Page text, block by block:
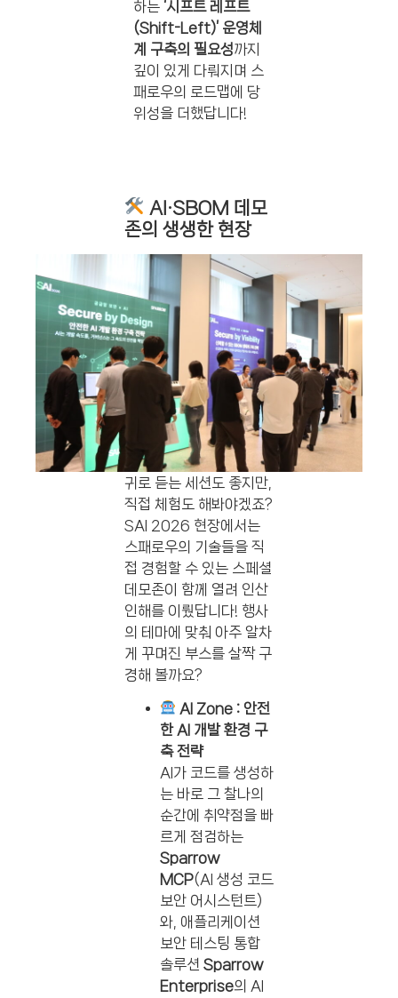
하는 ‘시프트 레프트
(Shift-Left)’ 운영체
계 구축의 필요성까지
깊이 있게 다뤄지며 스
패로우의 로드맵에 당
위성을 더했답니다!
AI·SBOM 데모
존의 생생한 현장
귀로 듣는 세션도 좋지만,
직접 체험도 해봐야겠죠?
SAI 2026 현장에서는
스패로우의 기술들을 직
접 경험할 수 있는 스페셜
데모존이 함께 열려 인산
인해를 이뤘답니다! 행사
의 테마에 맞춰 아주 알차
게 꾸며진 부스를 살짝 구
경해 볼까요?
AI Zone : 안전
한 AI 개발 환경 구
축 전략
AI가 코드를 생성하
는 바로 그 찰나의
순간에 취약점을 빠
르게 점검하는
Sparrow
MCP(AI 생성 코드
보안 어시스턴트)
와, 애플리케이션
보안 테스팅 통합
솔루션 Sparrow
Enterprise의 AI